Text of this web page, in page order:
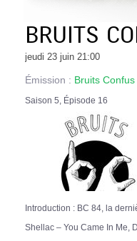
BRUITS
jeudi 23 juin 21:00
Émission : Bruits Confus
Saison 5, Épisode 16
Introduction : BC 84, la
Shellac – You Came In Me,